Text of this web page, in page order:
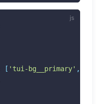
[ 'tui-bg__primary' ,